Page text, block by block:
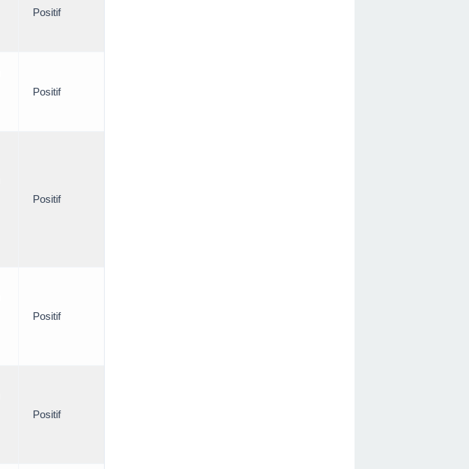
Positif
Positif
Positif
Positif
Positif